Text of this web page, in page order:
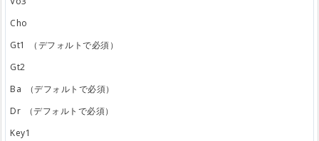
Cho
Gt1
（デフォルトで必須）
Gt2
Ba
（デフォルトで必須）
Dr
（デフォルトで必須）
Key1